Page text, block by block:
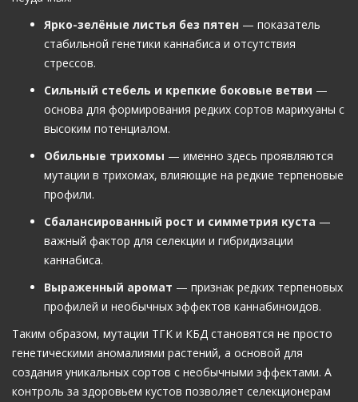
Ярко-зелёные листья без пятен — показатель
стабильной генетики каннабиса и отсутствия
стрессов.
Сильный стебель и крепкие боковые ветви —
основа для формирования редких сортов марихуаны с
высоким потенциалом.
Обильные трихомы — именно здесь проявляются
мутации в трихомах, влияющие на редкие терпеновые
профили.
Сбалансированный рост и симметрия куста —
важный фактор для селекции и гибридизации
каннабиса.
Выраженный аромат — признак редких терпеновых
профилей и необычных эффектов каннабиноидов.
Таким образом, мутации ТГК и КБД становятся не просто
генетическими аномалиями растений, а основой для
создания уникальных сортов с необычными эффектами. А
контроль за здоровьем кустов позволяет селекционерам